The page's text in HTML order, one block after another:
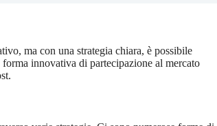
ma con una strategia chiara, è possibile
innovativa di partecipazione al mercato